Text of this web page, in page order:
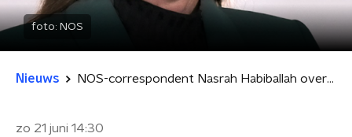
foto: NOS
Nieuws NOS-correspondent Nasrah Habiballah over haar jaren in het Midden-Oosten: 'Vroeger was er hoop, en die is nu weg'
zo 21 juni 14:30